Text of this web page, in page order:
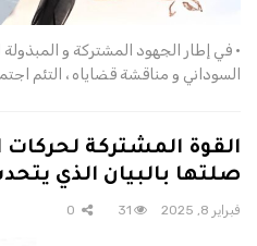
• في إطار الجهود المشتركة و المبذولة
السوداني و مناقشة قضاياه ، التئم
القوة المشتركة
صلتها بالبيان الذي
فبراير 8, 2025 31